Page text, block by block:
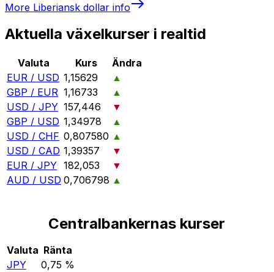
More Liberiansk dollar info
Aktuella växelkurser i realtid
Valuta Kurs
Ändra
EUR / USD 1,15629
▲
GBP / EUR 1,16733
▲
USD / JPY 157,446
▼
GBP / USD 1,34978
▲
USD / CHF 0,807580 ▲
USD / CAD 1,39357
▼
EUR / JPY 182,053
▼
AUD / USD 0,706798 ▲
Centralbankernas kurser
Valuta Ränta
JPY
0,75 %